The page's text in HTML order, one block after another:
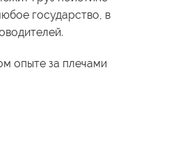
государство, в
опыте за плечами